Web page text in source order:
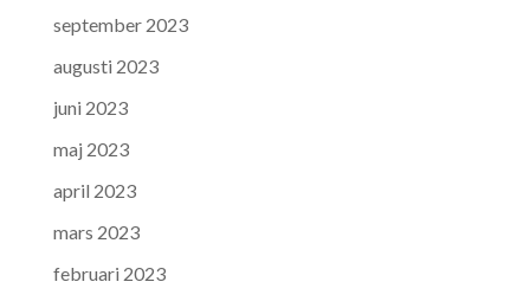
september 2023
augusti 2023
juni 2023
maj 2023
april 2023
mars 2023
februari 2023